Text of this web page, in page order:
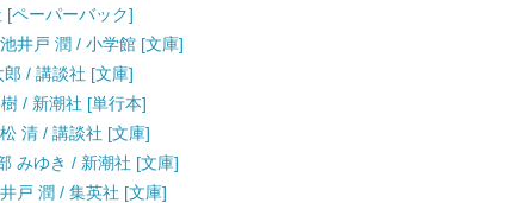
[ペーパーバック]
井戸 潤 / 小学館 [文庫]
/ 講談社 [文庫]
/ 新潮社 [単行本]
清 / 講談社 [文庫]
みゆき / 新潮社 [文庫]
戸 潤 / 集英社 [文庫]